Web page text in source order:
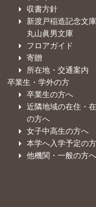
収書方針
新渡戸稲造記念文庫
丸山眞男文庫
フロアガイド
寄贈
所在地・交通案内
卒業生・学外の方
卒業生の方へ
近隣地域の在住・
の方へ
女子中高生の方へ
本学へ入学予定の
他機関・一般の方へ